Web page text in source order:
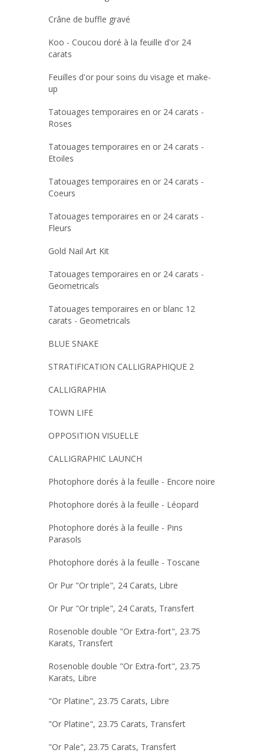
Crâne de buffle gravé
Koo - Coucou doré à la feuille d'or 24
carats
Feuilles d'or pour soins du visage et make-
up
Tatouages temporaires en or 24 carats -
Roses
Tatouages temporaires en or 24 carats -
Etoiles
Tatouages temporaires en or 24 carats -
Coeurs
Tatouages temporaires en or 24 carats -
Fleurs
Gold Nail Art Kit
Tatouages temporaires en or 24 carats -
Geometricals
Tatouages temporaires en or blanc 12
carats - Geometricals
BLUE SNAKE
STRATIFICATION CALLIGRAPHIQUE 2
CALLIGRAPHIA
TOWN LIFE
OPPOSITION VISUELLE
CALLIGRAPHIC LAUNCH
Photophore dorés à la feuille - Encore noire
Photophore dorés à la feuille - Léopard
Photophore dorés à la feuille - Pins
Parasols
Photophore dorés à la feuille - Toscane
Or Pur "Or triple", 24 Carats, Libre
Or Pur "Or triple", 24 Carats, Transfert
Rosenoble double "Or Extra-fort", 23.75
Karats, Transfert
Rosenoble double "Or Extra-fort", 23.75
Karats, Libre
"Or Platine", 23.75 Carats, Libre
"Or Platine", 23.75 Carats, Transfert
"Or Pale", 23.75 Carats, Transfert